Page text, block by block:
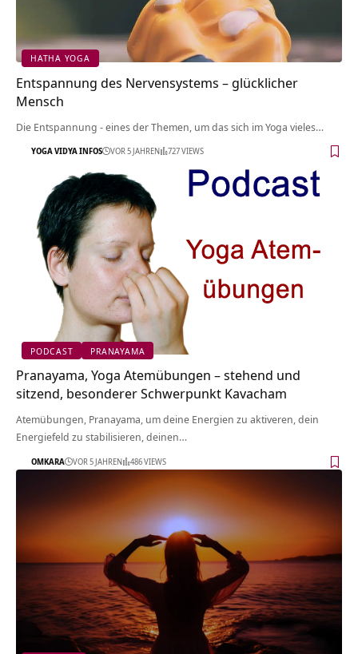
HATHA YOGA
Entspannung des Nervensystems – glücklicher
Mensch
Die Entspannung - eines der Themen, um das sich im Yoga vieles…
YOGA VIDYA INFOS VOR 5 JAHREN 727 VIEWS
PODCAST PRANAYAMA
Pranayama, Yoga Atemübungen – stehend und
sitzend, besonderer Schwerpunkt Kavacham
Atemübungen, Pranayama, um deine Energien zu aktiveren, dein
Energiefeld zu stabilisieren, deinen…
OMKARA VOR 5 JAHREN 486 VIEWS